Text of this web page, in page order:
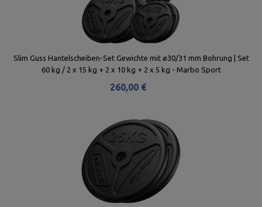
Slim Guss Hantelscheiben-Set Gewichte mit ø30/31 mm Bohrung | Set
60 kg / 2 x 15 kg + 2 x 10 kg + 2 x 5 kg - Marbo Sport
260,00 €